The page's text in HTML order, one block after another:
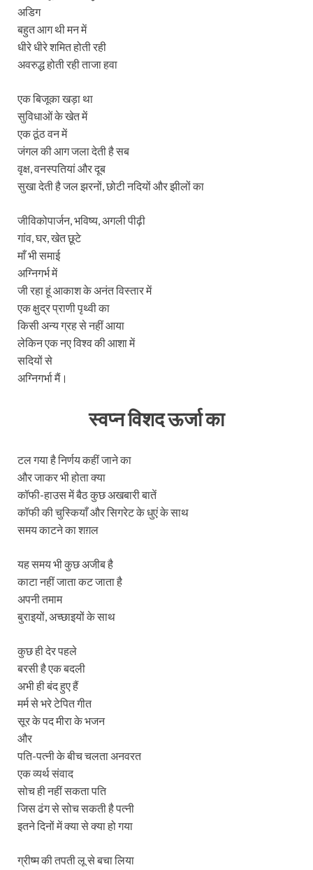
अडिग
बहुत आग थी मन में
धीरे धीरे शमित होती रही
अवरुद्ध होती रही ताजा हवा
एक बिजूका खड़ा था
सुविधाओं के खेत में
एक ठूंठ वन में
जंगल की आग जला देती है सब
वृक्ष, वनस्पतियां और दूब
सुखा देती है जल झरनों, छोटी नदियों और झीलों का
जीविकोपार्जन, भविष्य, अगली पीढ़ी
गांव, घर, खेत छूटे
माँ भी समाई
अग्निगर्भ में
जी रहा हूं आकाश के अनंत विस्तार में
एक क्षुद्र प्राणी पृथ्वी का
किसी अन्य ग्रह से नहीं आया
लेकिन एक नए विश्व की आशा में
सदियों से
अग्निगर्भा मैं।
स्वप्न विशद ऊर्जा का
टल गया है निर्णय कहीं जाने का
और जाकर भी होता क्या
कॉफी-हाउस में बैठ कुछ अखबारी बातें
कॉफी की चुस्कियाँ और सिगरेट के धुएं के साथ
समय काटने का शग़ल
यह समय भी कुछ अजीब है
काटा नहीं जाता कट जाता है
अपनी तमाम
बुराइयों, अच्छाइयों के साथ
कुछ ही देर पहले
बरसी है एक बदली
अभी ही बंद हुए हैं
मर्म से भरे टेपित गीत
सूर के पद मीरा के भजन
और
पति-पत्नी के बीच चलता अनवरत
एक व्यर्थ संवाद
सोच ही नहीं सकता पति
जिस ढंग से सोच सकती है पत्नी
इतने दिनों में क्या से क्या हो गया
ग्रीष्म की तपती लू से बचा लिया